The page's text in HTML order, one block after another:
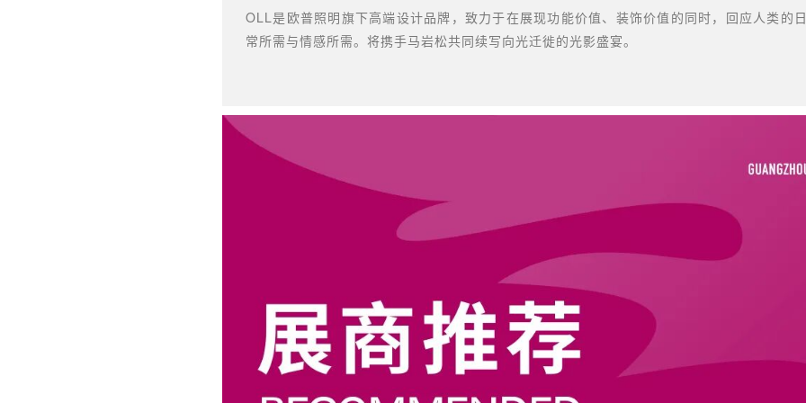
OLL是欧普照明旗下高端设计品牌，致力于在展现功能价值、装饰价值的同时，回应人类的
常所需与情感所需。将携手马岩松共同续写向光迁徙的光影盛宴。